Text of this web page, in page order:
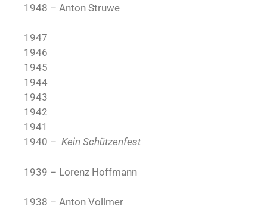
1948 – Anton Struwe
1947
1946
1945
1944
1943
1942
1941
1940 – Kein Schützenfest
1939 – Lorenz Hoffmann
1938 – Anton Vollmer